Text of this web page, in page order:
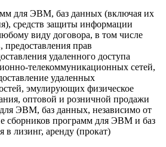
для ЭВМ, баз данных (включая их
средств защиты информации
виду договора, в том числе
прав
удаленного доступа
телекоммуникационных сетей,
удаленных
эмулирующих физическое
оптовой и розничной продажи
ЭВМ, баз данных, независимо от
сборников программ для ЭВМ и баз
в лизинг, аренду (прокат)